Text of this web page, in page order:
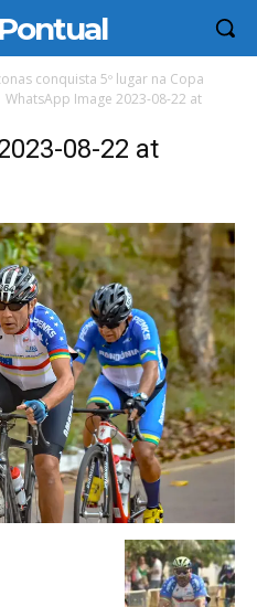
conquista 5º lugar na Copa
WhatsApp Image 2023-08-22 at
08-22 at